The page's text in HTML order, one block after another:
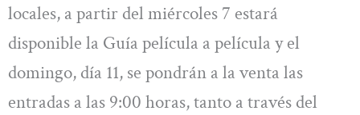
locales, a partir del miércoles 7 estará
disponible la Guía película a película y el
domingo, día 11, se pondrán a la venta las
entradas a las 9:00 horas, tanto a través del